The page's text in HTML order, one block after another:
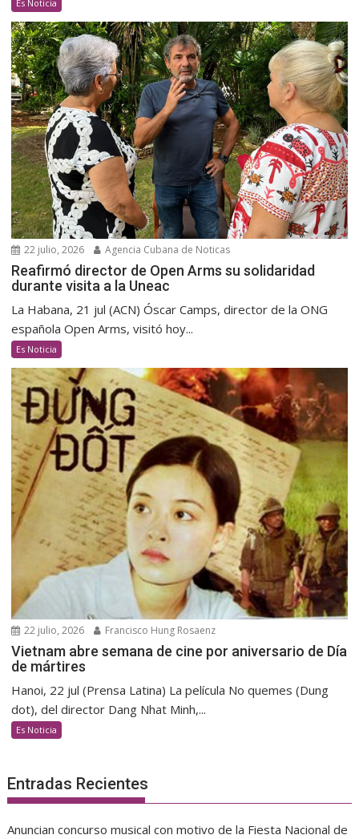
Es Noticia
22 julio, 2026 Agencia Cubana de Noticas
Reafirmó director de Open Arms su solidaridad
durante visita a la Uneac
La Habana, 21 jul (ACN) Óscar Camps, director de la ONG
española Open Arms, visitó hoy...
Es Noticia
22 julio, 2026 Francisco Hung Rosaenz
Vietnam abre semana de cine por aniversario de Día
de mártires
Hanoi, 22 jul (Prensa Latina) La película No quemes (Dung
dot), del director Dang Nhat Minh,...
Es Noticia
Entradas Recientes
Anuncian concurso musical con motivo de la Fiesta Nacional de